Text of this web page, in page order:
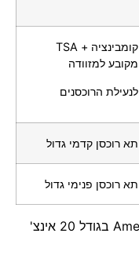
קומבינציה + TSA
מקובע למזוודה
לנעילת הרוכסנים
תא רוכסן קדמי גדול
תא רוכסן פנימי גדול
טרולי American Tourister Summerfunk בגודל 20 אינצ'